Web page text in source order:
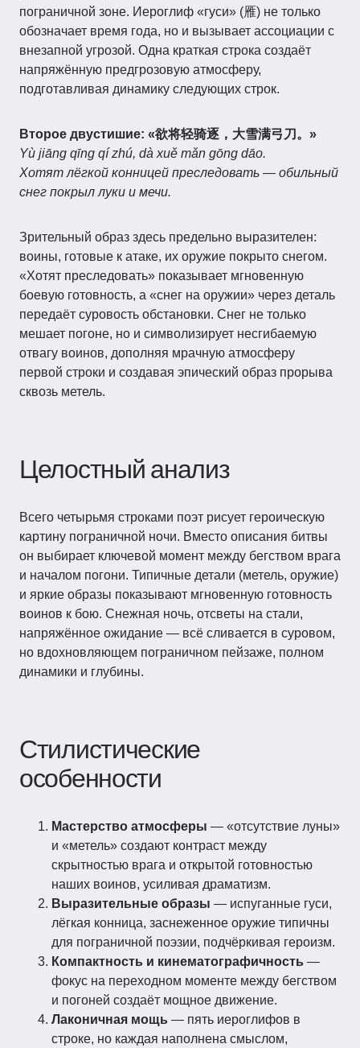
пограничной зоне. Иероглиф «гуси» (雁) не только
обозначает время года, но и вызывает ассоциации с
внезапной угрозой. Одна краткая строка создаёт
напряжённую предгрозовую атмосферу,
подготавливая динамику следующих строк.
Второе двустишие: «欲将轻骑逐，大雪满弓刀。»
Yù jiāng qīng qí zhú, dà xuě mǎn gōng dāo.
Хотят лёгкой конницей преследовать — обильный
снег покрыл луки и мечи.
Зрительный образ здесь предельно выразителен:
воины, готовые к атаке, их оружие покрыто снегом.
«Хотят преследовать» показывает мгновенную
боевую готовность, а «снег на оружии» через деталь
передаёт суровость обстановки. Снег не только
мешает погоне, но и символизирует несгибаемую
отвагу воинов, дополняя мрачную атмосферу
первой строки и создавая эпический образ прорыва
сквозь метель.
Целостный анализ
Всего четырьмя строками поэт рисует героическую
картину пограничной ночи. Вместо описания битвы
он выбирает ключевой момент между бегством врага
и началом погони. Типичные детали (метель, оружие)
и яркие образы показывают мгновенную готовность
воинов к бою. Снежная ночь, отсветы на стали,
напряжённое ожидание — всё сливается в суровом,
но вдохновляющем пограничном пейзаже, полном
динамики и глубины.
Стилистические
особенности
Мастерство атмосферы — «отсутствие луны»
и «метель» создают контраст между
скрытностью врага и открытой готовностью
наших воинов, усиливая драматизм.
Выразительные образы — испуганные гуси,
лёгкая конница, заснеженное оружие типичны
для пограничной поэзии, подчёркивая героизм.
Компактность и кинематографичность —
фокус на переходном моменте между бегством
и погоней создаёт мощное движение.
Лаконичная мощь — пять иероглифов в
строке, но каждая наполнена смыслом,